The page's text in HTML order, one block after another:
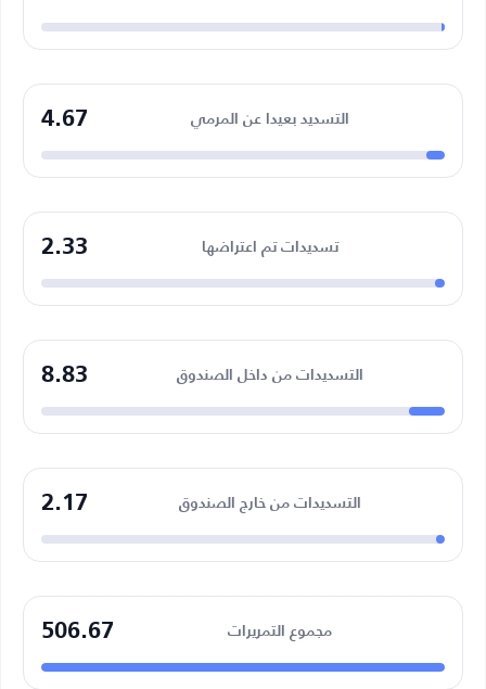
التسديد بعيدا عن المرمي 4.67
تسديدات تم اعتراضها 2.33
التسديدات من داخل الصندوق 8.83
التسديدات من خارج الصندوق 2.17
مجموع التمريرات 506.67